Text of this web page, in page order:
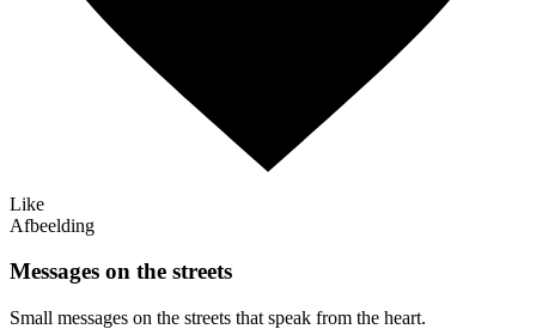
Like
Afbeelding
Messages on the streets
Small messages on the streets that speak from the heart.